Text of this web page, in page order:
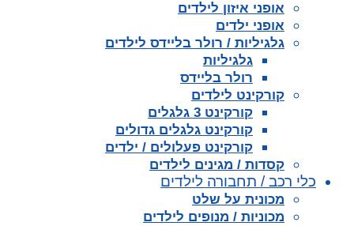
אופני איזון לילדים
אופני ילדים
גלגיליות / רולר בליידס לילדים
גלגיליות
רולר בליידס
קורקינט לילדים
קורקינט 3 גלגלים
קורקינט גלגלים גדולים
קורקינט פעלולים / ילדים
קסדות / מגינים לילדים
כלי רכב / תחבורה לילדים
מכונית על שלט
מכוניות / מנופים לילדים